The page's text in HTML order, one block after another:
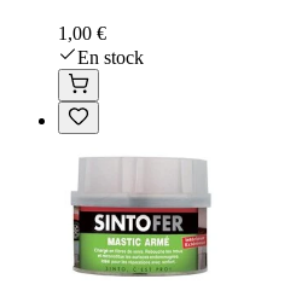
1,00 €
En stock